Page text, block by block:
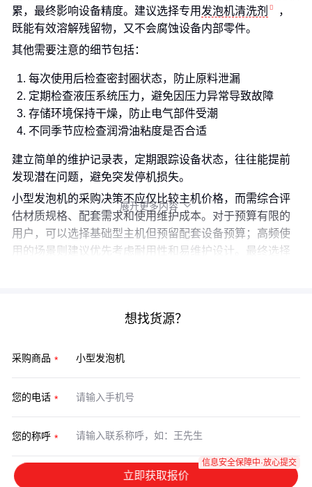
累，最终影响设备精度。建议选择专用 发泡机清洗剂
，
既能有效溶解残留物，又不会腐蚀设备内部零件。
其他需要注意的细节包括：
每次使用后检查密封圈状态，防止原料泄漏
定期检查液压系统压力，避免因压力异常导致故障
存储环境保持干燥，防止电气部件受潮
不同季节应检查润滑油粘度是否合适
建立简单的维护记录表，定期跟踪设备状态，往往能提前
发现潜在问题，避免突发停机损失。
小型发泡机的采购决策不应仅比较主机价格，而需综合评
估材质规格、配套需求和使用维护成本。对于预算有限的
用户，可以选择基础型主机但预留配套设备预算；高频使
用的场景则建议优先考虑耐用性和易维护设计。最终选择
展开更多内容 
想找货源？
采购商品
您的电话
您的称呼
立即获取报价
信息安全保障中·放心提交